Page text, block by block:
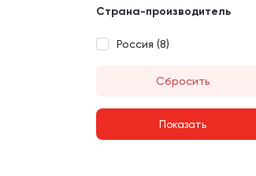
Страна-производитель
Россия (8)
Сбросить